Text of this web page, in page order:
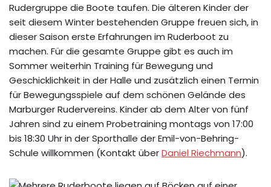
Rudergruppe die Boote taufen. Die älteren Kinder der
seit diesem Winter bestehenden Gruppe freuen sich, in
dieser Saison erste Erfahrungen im Ruderboot zu
machen. Für die gesamte Gruppe gibt es auch im
Sommer weiterhin Training für Bewegung und
Geschicklichkeit in der Halle und zusätzlich einen Termin
für Bewegungsspiele auf dem schönen Gelände des
Marburger Rudervereins. Kinder ab dem Alter von fünf
Jahren sind zu einem Probetraining montags von 17:00
bis 18:30 Uhr in der Sporthalle der Emil-von-Behring-
Schule willkommen (Kontakt überDaniel Riechmann).